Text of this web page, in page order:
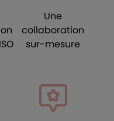
Une
collaboration
sur-mesure